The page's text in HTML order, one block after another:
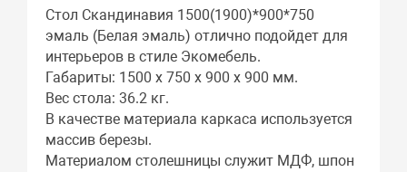
Стол Скандинавия 1500(1900)*900*750
эмаль (Белая эмаль) отлично подойдет для
интерьеров в стиле Экомебель.
Габариты: 1500 x 750 x 900 x 900 мм.
Вес стола: 36.2 кг.
В качестве материала каркаса используется
массив березы.
Материалом столешницы служит МДФ, шпон